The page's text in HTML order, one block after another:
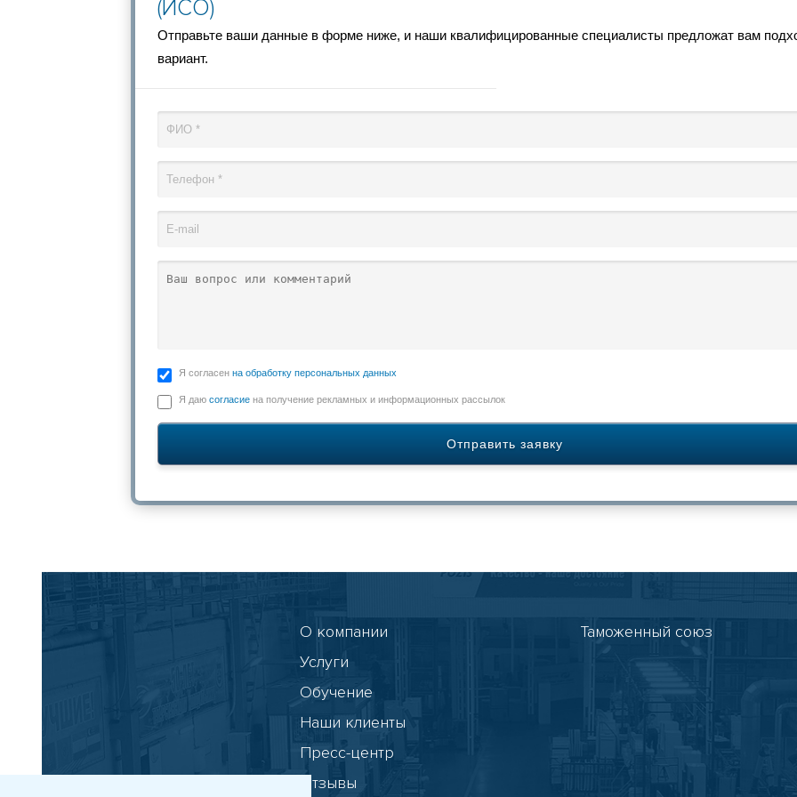
(ИСО)
Отправьте ваши данные в форме ниже, и наши квалифицированные специалисты предложат вам
вариант.
Я согласен на обработку персональных данных
Я даю согласие на получение рекламных и информационных рассылок
О компании
Услуги
Обучение
Наши клиенты
Пресс-центр
Отзывы
Таможенный союз